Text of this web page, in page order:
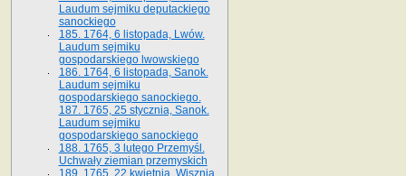
Laudum sejmiku deputackiego
sanockiego
185. 1764, 6 listopada, Lwów.
Laudum sejmiku
gospodarskiego lwowskiego
186. 1764, 6 listopada, Sanok.
Laudum sejmiku
gospodarskiego sanockiego.
187. 1765, 25 stycznia, Sanok.
Laudum sejmiku
gospodarskiego sanockiego
188. 1765, 3 lutego Przemyśl.
Uchwały ziemian przemyskich
189. 1765, 22 kwietnia, Wisznia.